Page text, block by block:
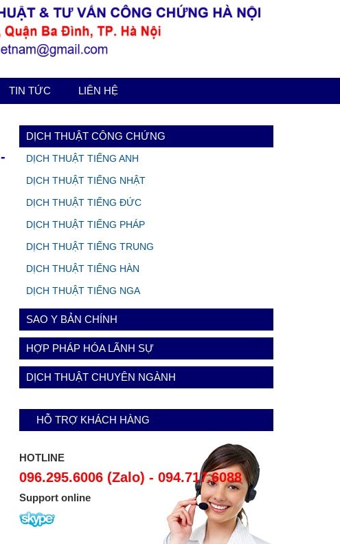
TIN TỨC LIÊN HỆ
DỊCH THUẬT CÔNG CHỨNG
DỊCH THUẬT TIẾNG ANH
DỊCH THUẬT TIẾNG NHẬT
DỊCH THUẬT TIẾNG ĐỨC
DỊCH THUẬT TIẾNG PHÁP
DỊCH THUẬT TIẾNG TRUNG
DỊCH THUẬT TIẾNG HÀN
DỊCH THUẬT TIẾNG NGA
SAO Y BẢN CHÍNH
HỢP PHÁP HÓA LÃNH SỰ
DỊCH THUẬT CHUYÊN NGÀNH
HỖ TRỢ KHÁCH HÀNG
HOTLINE
096.295.6006 (Zalo) - 094.717.6088
Support online